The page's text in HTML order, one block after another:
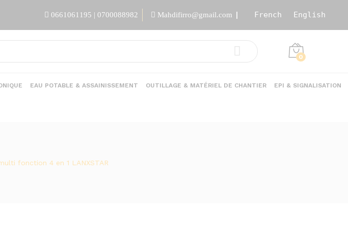
0661061195 | 0700088982 Mahdifirro@gmail.com French English
0
EAU POTABLE & ASSAINISSEMENT OUTILLAGE & MATÉRIEL DE CHANTIER EPI & SIGNALISATION
fonction 4 en 1 LANXSTAR